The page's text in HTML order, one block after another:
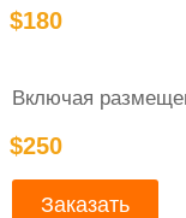
$180
Включая
$250
Заказать